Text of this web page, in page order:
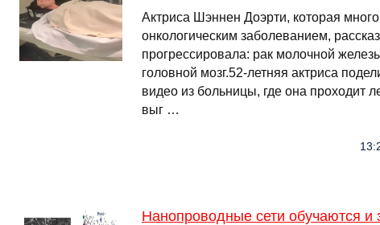
Актриса Шэннен Доэрти, которая много
онкологическим заболеванием,
прогрессировала: рак молочной
головной мозг.52-летняя актриса
видео из больницы, где она проходит
выг …
Нанопроводные сети обучаются и